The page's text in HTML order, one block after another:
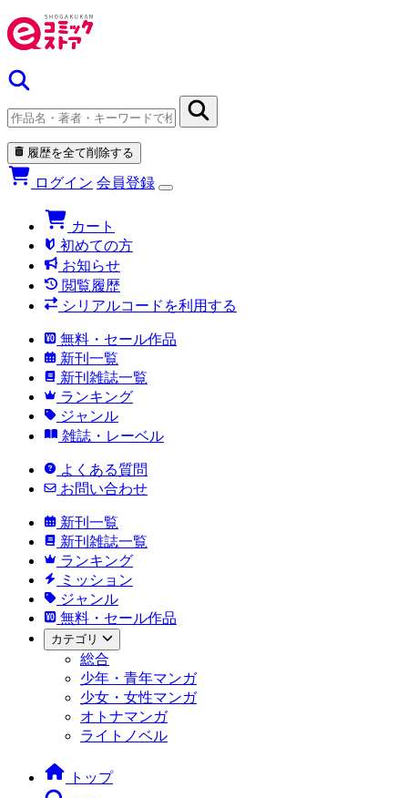
履歴を全て削除する
ログイン 会員登録
カート
初めての方
お知らせ
閲覧履歴
シリアルコードを利用する
無料・セール作品
新刊一覧
新刊雑誌一覧
ランキング
ジャンル
雑誌・レーベル
よくある質問
お問い合わせ
新刊一覧
新刊雑誌一覧
ランキング
ミッション
ジャンル
無料・セール作品
カテゴリ
総合
少年・青年マンガ
少女・女性マンガ
オトナマンガ
ライトノベル
トップ